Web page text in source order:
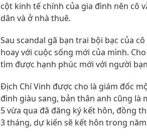
cột kinh tế chính của gia đình nên cô
dân và ở nhà thuê.
Sau scandal gã bạn trai bội bạc của
hoay với cuộc sống mới của mình.
tìm được hạnh phúc mới với người
Địch Chí Vinh được cho là giám đốc
đình giàu sang, bản thân anh cũng là
5 vừa qua đã đăng ký kết hôn, đồng
3 tháng, dự kiến sẽ kết hôn trong năm